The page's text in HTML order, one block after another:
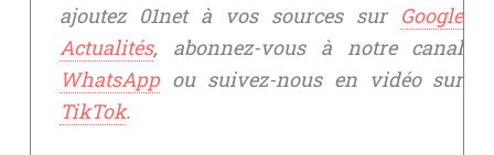
ajoutez 01net à vos sources sur Google
Actualités, abonnez-vous à notre canal
WhatsAppou suivez-nous en vidéo sur
TikTok.